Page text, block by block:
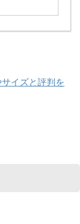
イズと評判を